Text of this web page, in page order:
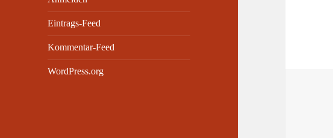
Eintrags-Feed
Kommentar-Feed
WordPress.org